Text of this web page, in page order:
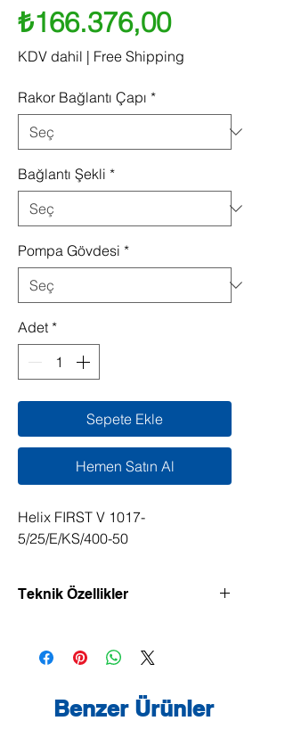
₺166.376,00Fiyat
KDV dahil | Free Shipping
Rakor Bağlantı Çapı *
Bağlantı Şekli *
Pompa Gövdesi *
Adet *
Sepete Ekle
Hemen Satın Al
Helix FIRST V 1017-
5/25/E/KS/400-50
Teknik Özellikler
Verimliliği yüksek, dikey model, Inline
bağlantılı yüksek basınçlı santrifüj
Normal emişli yüksek basınçlı
Benzer Ürünler